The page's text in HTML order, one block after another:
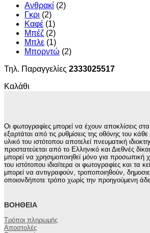
Ανθρακί (2)
Γκρι (2)
Καφέ (1)
Μπέζ (2)
Μπλε (1)
Μπορντώ (2)
Τηλ. Παραγγελίες 2333025517
Καλάθι
Οι φωτογραφίες μπορεί να έχουν αποκλίσεις
εξαρτάται από τις ρυθμίσεις της οθόνης του
υλικό του ιστότοπου αποτελεί πνευματική
προστατεύεται από το Ελληνικό και Διεθνές
μπορεί να χρησιμοποιηθεί μόνο για προσωπική
του ιστότοπου ιδιαίτερα οι φωτογραφίες και τα
μπορεί να αντιγραφούν, τροποποιηθούν,
οποιονδήποτε τρόπο χωρίς την προηγούμενη
ΒΟΉΘΕΙΑ
Τρόποι πληρωμής
Αποστολές